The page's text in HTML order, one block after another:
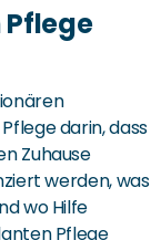
darin, dass
Zuhause
werden, was
wo Hilfe
Pflege